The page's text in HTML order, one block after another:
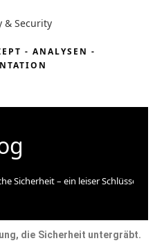
- ANALYSEN -
Sicherheit – ein leiser Schlüssel
die Sicherheit untergräbt.